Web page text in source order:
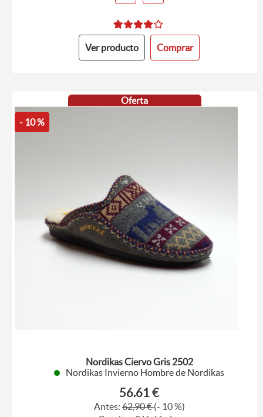
Ver producto Comprar
Oferta
- 10 %
Nordikas Ciervo Gris 2502
Nordikas Invierno Hombre de Nordikas
56.61 €
Antes:62,90 €(- 10 %)